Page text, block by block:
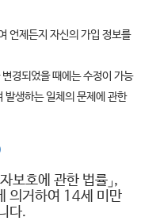
언제든지 자신의 가입 정보를
경되었을 때에는 수정이 가능
발생하는 일체의 문제에 관한
보호에 관한 법률」,
의거하여 14세 미만
다.